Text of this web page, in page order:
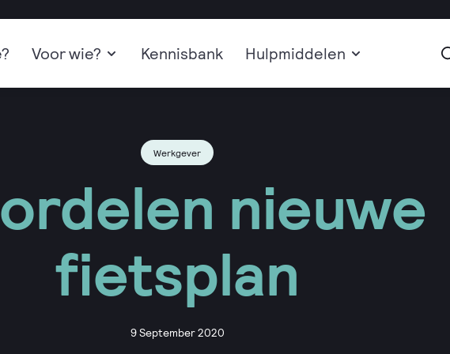
Voor wie? Kennisbank Hulpmiddelen
Werkgever
nieuwe
fietsplan
9 September 2020